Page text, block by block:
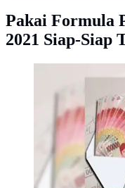
Pakai Formula
2021 Siap-Siap